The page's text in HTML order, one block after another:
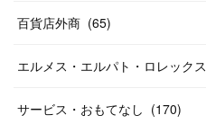
(12)
(14)
(24)
(26
(20)
(14
(46
(38)
(20
(31
(46)
(20
百貨店外商 (65)
エルメス・エルパト・ロレックス
サービス・おもてなし (170)